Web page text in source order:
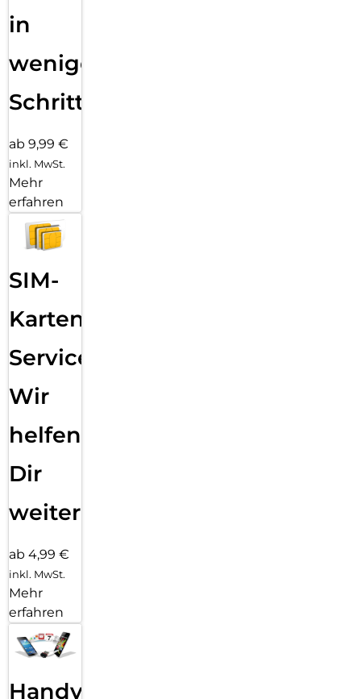
in
wenigen
Schritten
ab 9,99 €
inkl. MwSt.
Mehr
erfahren
SIM-
Karten
Service:
Wir
helfen
Dir
weiter
ab 4,99 €
inkl. MwSt.
Mehr
erfahren
Handy